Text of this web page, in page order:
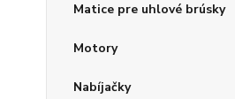
Matice pre uhlové brúsky
Motory
Nabíjačky